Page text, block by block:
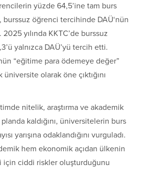
yüzde 64,5’ine tam burs
öğrenci tercihinde DAÜ‘nün
2025 yılında KKTC’de burssuz
yalnızca DAÜ’yü tercih etti.
“eğitime para ödemeye değer”
olarak öne çıktığını
nitelik, araştırma ve akademik
kaldığını, üniversitelerin burs
yarışına odaklandığını vurguladı.
hem ekonomik açıdan ülkenin
için ciddi riskler oluşturduğunu